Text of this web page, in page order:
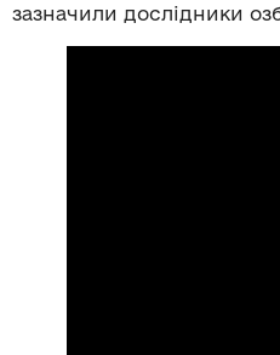
зазначили дослідники